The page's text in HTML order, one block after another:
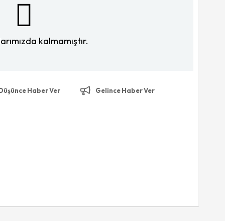
kalmamıştır.
Haber Ver Gelince Haber Ver